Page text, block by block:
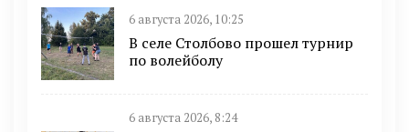
6 августа 2026, 10:25
В селе Столбово прошел турнир
по волейболу
6 августа 2026, 8:24